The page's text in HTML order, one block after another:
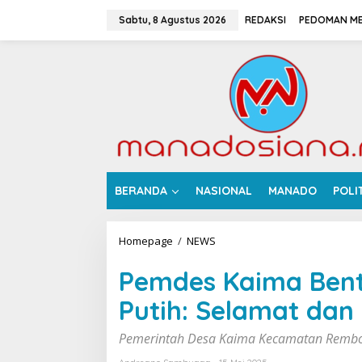
Sabtu, 8 Agustus 2026 REDAKSI PEDOMAN
BERANDA NASIONAL MANADO
Homepage / NEWS
s
a
Pemdes Kaima
Putih: Selamat
Pemerintah Desa Kaima Kecamatan